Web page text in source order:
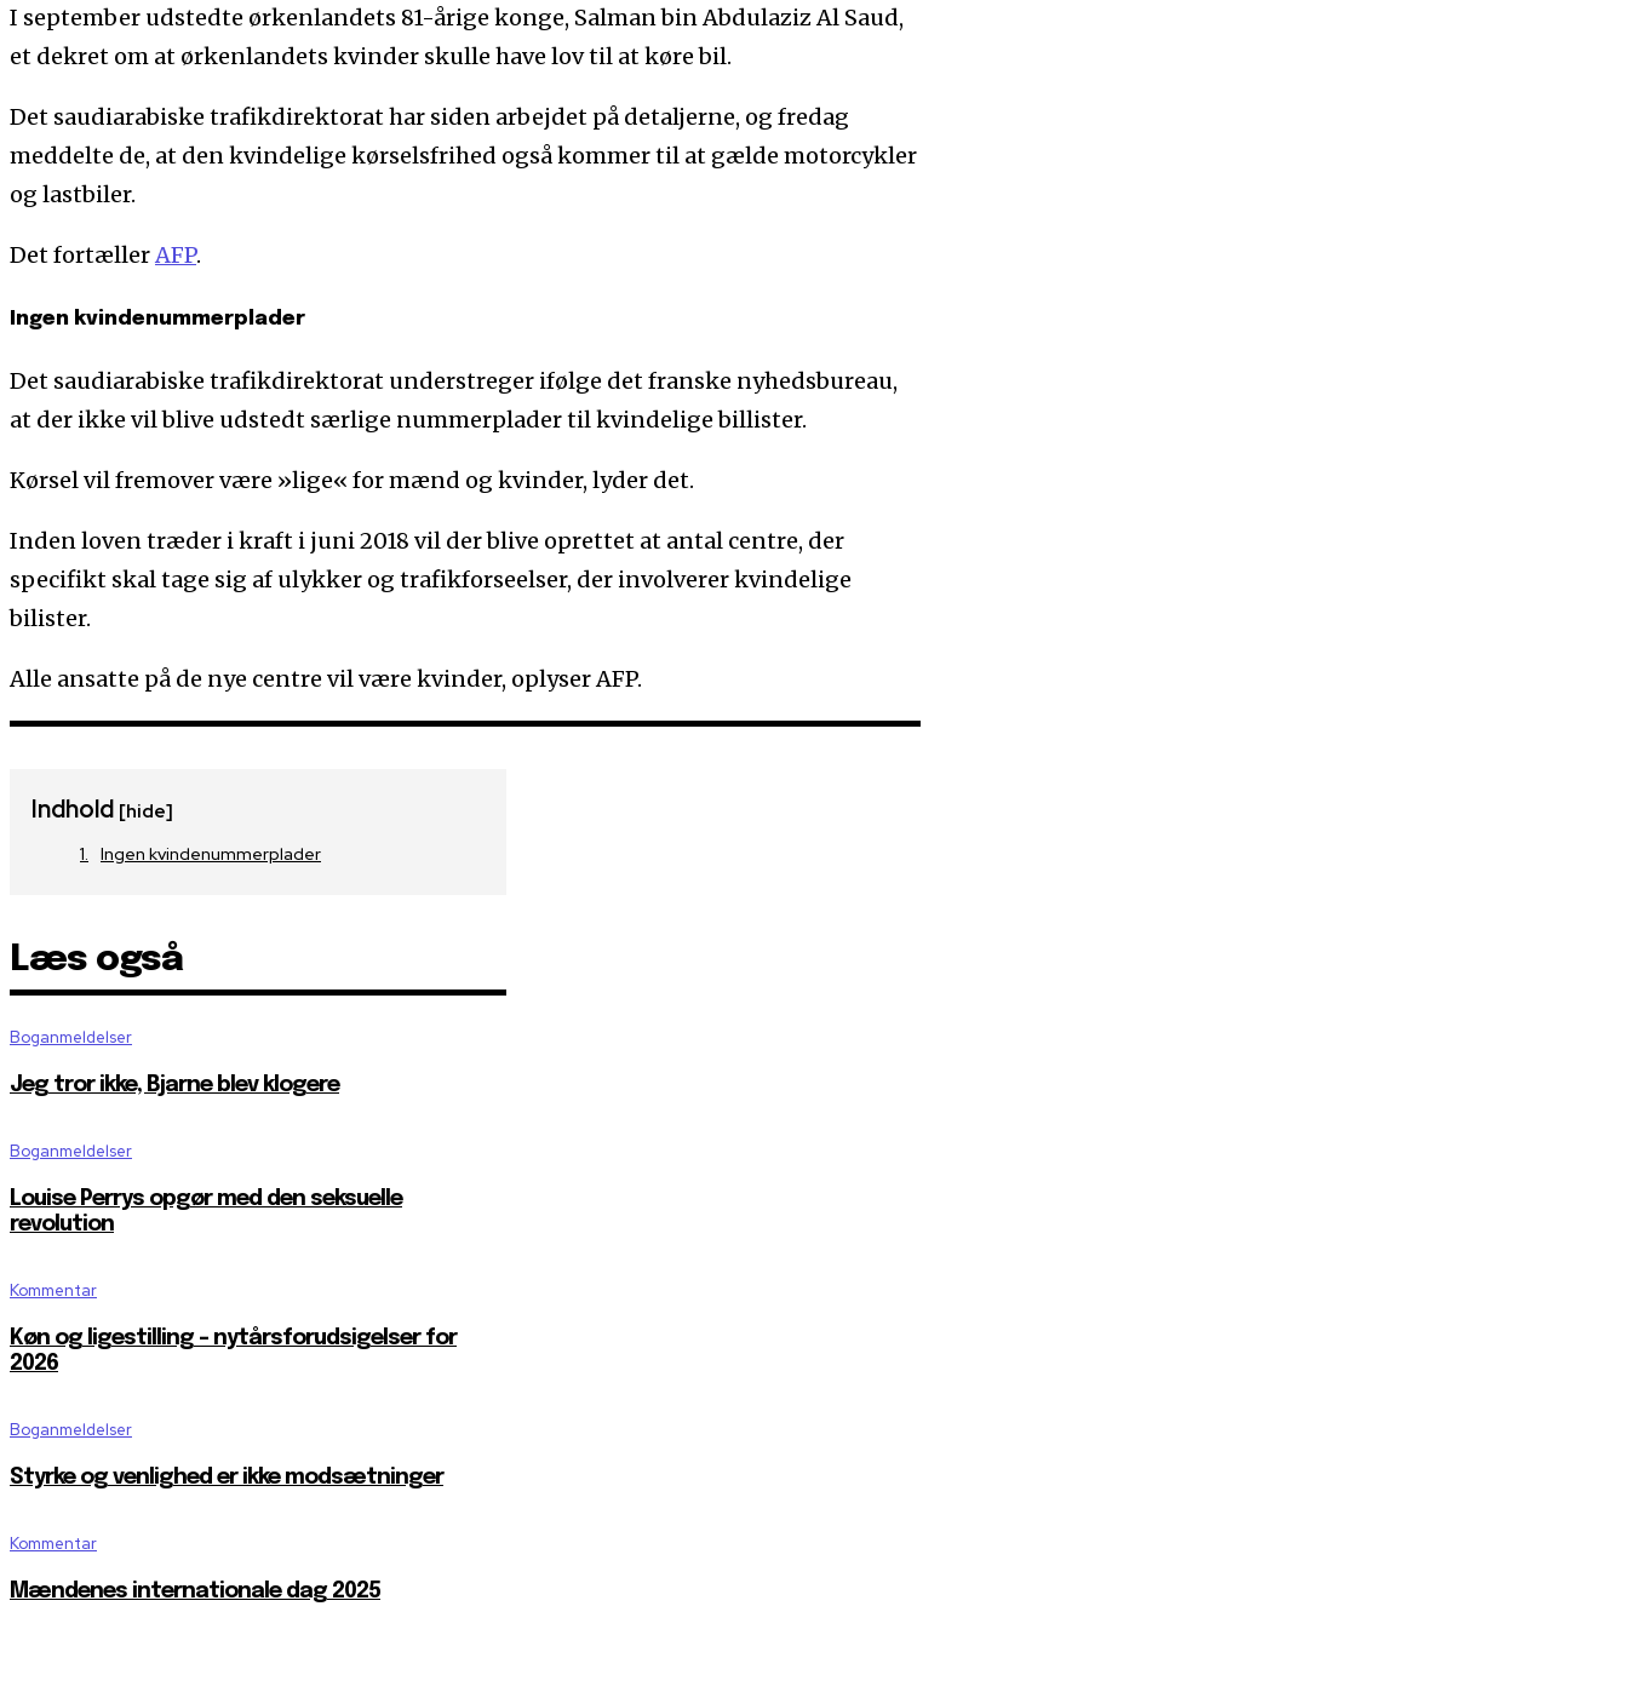
I september udstedte ørkenlandets 81-årige konge, Salman bin Abdulaziz Al Saud,
et dekret om at ørkenlandets kvinder skulle have lov til at køre bil.
Det saudiarabiske trafikdirektorat har siden arbejdet på detaljerne, og fredag
meddelte de, at den kvindelige kørselsfrihed også kommer til at gælde motorcykler
og lastbiler.
Det fortællerAFP.
Ingen kvindenummerplader
Det saudiarabiske trafikdirektorat understreger ifølge det franske nyhedsbureau,
at der ikke vil blive udstedt særlige nummerplader til kvindelige billister.
Kørsel vil fremover være »lige« for mænd og kvinder, lyder det.
Inden loven træder i kraft i juni 2018 vil der blive oprettet at antal centre, der
specifikt skal tage sig af ulykker og trafikforseelser, der involverer kvindelige
bilister.
Alle ansatte på de nye centre vil være kvinder, oplyser AFP.
Indhold [hide]
Ingen kvindenummerplader
Læs også
Boganmeldelser
Jeg tror ikke, Bjarne blev klogere
Boganmeldelser
Louise Perrys opgør med den seksuelle
revolution
Kommentar
Køn og ligestilling – nytårsforudsigelser for
2026
Boganmeldelser
Styrke og venlighed er ikke modsætninger
Kommentar
Mændenes internationale dag 2025